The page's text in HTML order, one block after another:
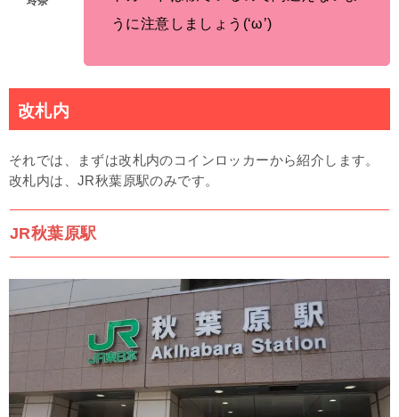
うに注意しましょう(‘ω’)
改札内
それでは、まずは改札内のコインロッカーから紹介します。
改札内は、JR秋葉原駅のみです。
JR秋葉原駅